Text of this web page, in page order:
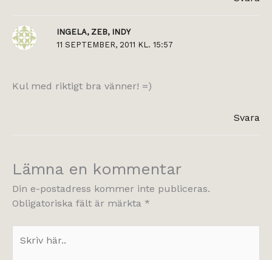
INGELA, ZEB, INDY
11 SEPTEMBER, 2011 KL. 15:57
Kul med riktigt bra vänner! =)
Svara
Lämna en kommentar
Din e-postadress kommer inte publiceras.
Obligatoriska fält är märkta *
här..